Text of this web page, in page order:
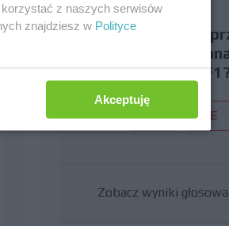
Czy uważasz, że
wakacyjna
miejsce w
TAK NIE
Zobacz wyniki
z naszych serwisów
znajdziesz w Polityce
Akceptuję